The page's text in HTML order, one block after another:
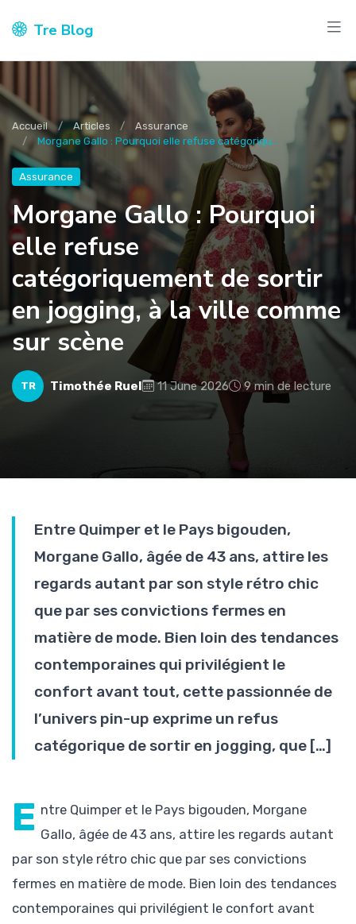
Tre Blog
Accueil Articles
Assurance
Morgane Gallo : Pourquoi elle refuse catégoriqu...
Assurance
Morgane Gallo : Pourquoi
elle refuse
catégoriquement de sortir
en jogging, à la ville comme
sur scène
TR Timothée Ruel 11 June 2026 9 min de lecture
Entre Quimper et le Pays bigouden,
Morgane Gallo, âgée de 43 ans, attire les
regards autant par son style rétro chic
que par ses convictions fermes en
matière de mode. Bien loin des tendances
contemporaines qui privilégient le
confort avant tout, cette passionnée de
l’univers pin-up exprime un refus
catégorique de sortir en jogging, que […]
E ntre Quimper et le Pays bigouden, Morgane
Gallo, âgée de 43 ans, attire les regards autant
par son style rétro chic que par ses convictions
fermes en matière de mode. Bien loin des tendances
contemporaines qui privilégient le confort avant